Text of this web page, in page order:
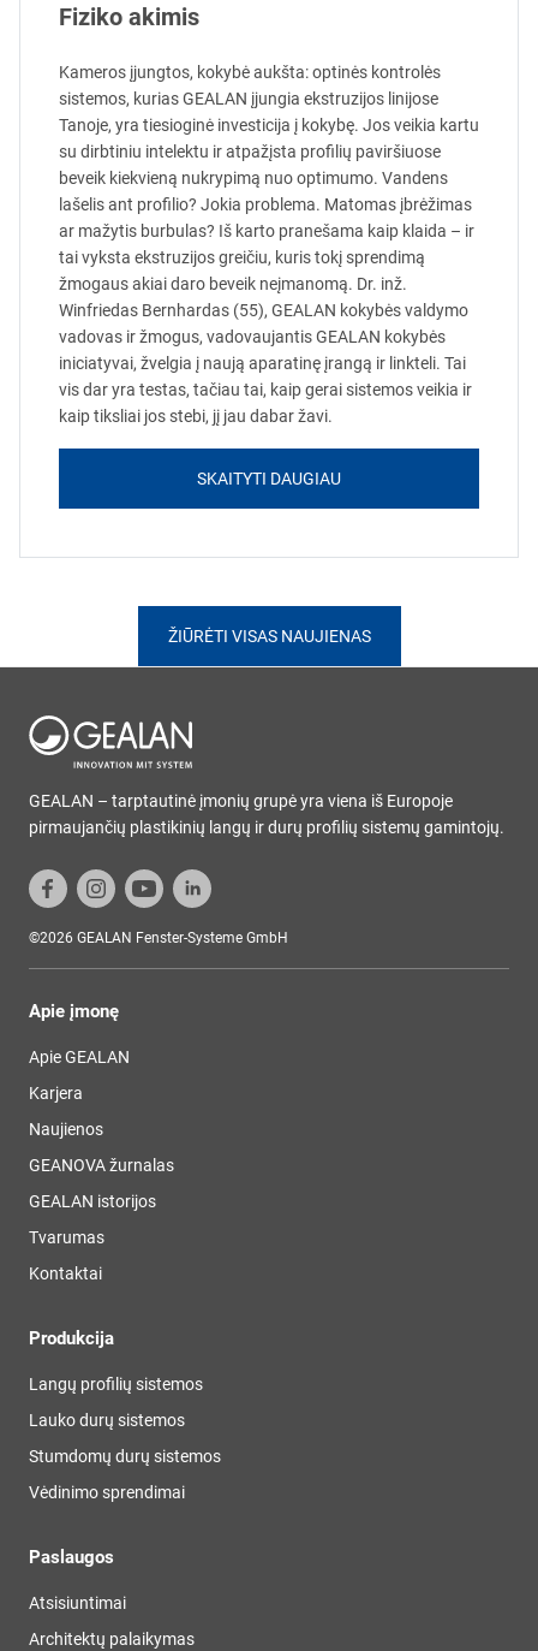
Fiziko akimis
Kameros įjungtos, kokybė aukšta: optinės kontrolės
sistemos, kurias GEALAN įjungia ekstruzijos linijose
Tanoje, yra tiesioginė investicija į kokybę. Jos veikia kartu
su dirbtiniu intelektu ir atpažįsta profilių paviršiuose
beveik kiekvieną nukrypimą nuo optimumo. Vandens
lašelis ant profilio? Jokia problema. Matomas įbrėžimas
ar mažytis burbulas? Iš karto pranešama kaip klaida – ir
tai vyksta ekstruzijos greičiu, kuris tokį sprendimą
žmogaus akiai daro beveik neįmanomą. Dr. inž.
Winfriedas Bernhardas (55), GEALAN kokybės valdymo
vadovas ir žmogus, vadovaujantis GEALAN kokybės
iniciatyvai, žvelgia į naują aparatinę įrangą ir linkteli. Tai
vis dar yra testas, tačiau tai, kaip gerai sistemos veikia ir
kaip tiksliai jos stebi, jį jau dabar žavi.
SKAITYTI DAUGIAU
ŽIŪRĖTI VISAS NAUJIENAS
GEALAN – tarptautinė įmonių grupė yra viena iš Europoje
pirmaujančių plastikinių langų ir durų profilių sistemų gamintojų.
©2026 GEALAN Fenster-Systeme GmbH
Apie įmonę
Apie GEALAN
Karjera
Naujienos
GEANOVA žurnalas
GEALAN istorijos
Tvarumas
Kontaktai
Produkcija
Langų profilių sistemos
Lauko durų sistemos
Stumdomų durų sistemos
Vėdinimo sprendimai
Paslaugos
Atsisiuntimai
Architektų palaikymas